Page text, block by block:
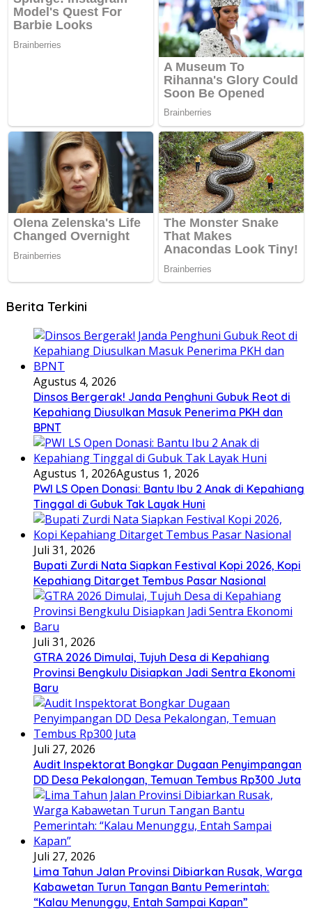
Berita Terkini
Agustus 4, 2026
Dinsos Bergerak! Janda Penghuni Gubuk Reot di
Kepahiang Diusulkan Masuk Penerima PKH dan
BPNT
Agustus 1, 2026Agustus 1, 2026
PWI LS Open Donasi: Bantu Ibu 2 Anak di Kepahiang
Tinggal di Gubuk Tak Layak Huni
Juli 31, 2026
Bupati Zurdi Nata Siapkan Festival Kopi 2026, Kopi
Kepahiang Ditarget Tembus Pasar Nasional
Juli 31, 2026
GTRA 2026 Dimulai, Tujuh Desa di Kepahiang
Provinsi Bengkulu Disiapkan Jadi Sentra Ekonomi
Baru
Juli 27, 2026
Audit Inspektorat Bongkar Dugaan Penyimpangan
DD Desa Pekalongan, Temuan Tembus Rp300 Juta
Juli 27, 2026
Lima Tahun Jalan Provinsi Dibiarkan Rusak, Warga
Kabawetan Turun Tangan Bantu Pemerintah:
“Kalau Menunggu, Entah Sampai Kapan”